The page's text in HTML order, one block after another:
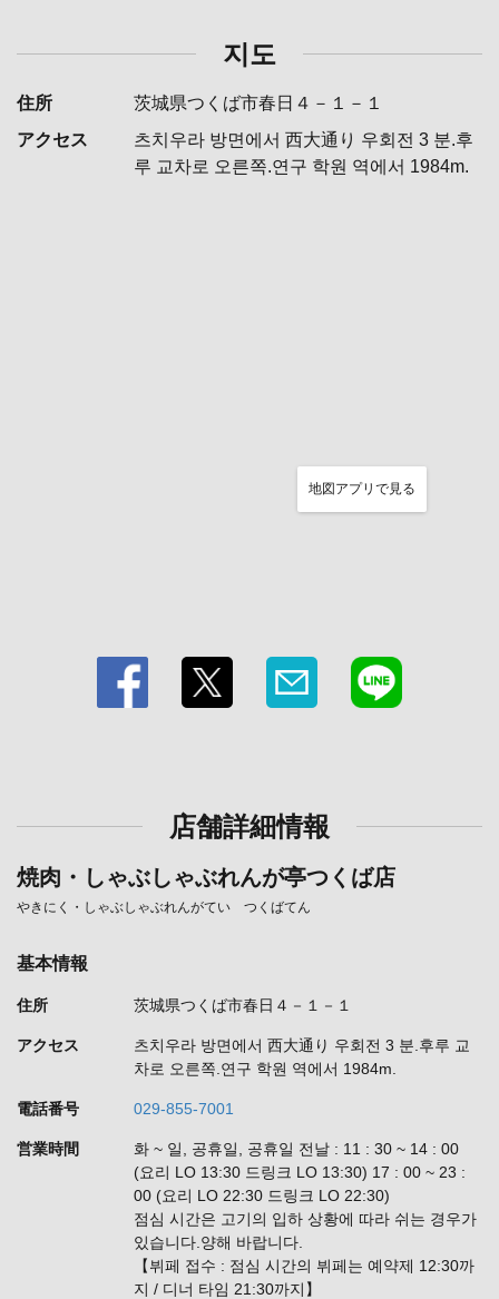
지도
住所
茨城県つくば市春日４－１－１
アクセス
츠치우라 방면에서 西大通り 우회전 3 분.후
루 교차로 오른쪽.연구 학원 역에서 1984m.
地図アプリで見る
店舗詳細情報
焼肉・しゃぶしゃぶれんが亭つくば店
やきにく・しゃぶしゃぶれんがてい つくばてん
基本情報
住所 茨城県つくば市春日４－１－１
アクセス
츠치우라 방면에서 西大通り 우회전 3 분.후루 교
차로 오른쪽.연구 학원 역에서 1984m.
電話番号 029-855-7001
営業時間
화 ~ 일, 공휴일, 공휴일 전날 : 11 : 30 ~ 14 : 00
(요리 LO 13:30 드링크 LO 13:30) 17 : 00 ~ 23 :
00 (요리 LO 22:30 드링크 LO 22:30)
점심 시간은 고기의 입하 상황에 따라 쉬는 경우가
있습니다.양해 바랍니다.
【뷔페 접수 : 점심 시간의 뷔페는 예약제 12:30까
지 / 디너 타임 21:30까지】